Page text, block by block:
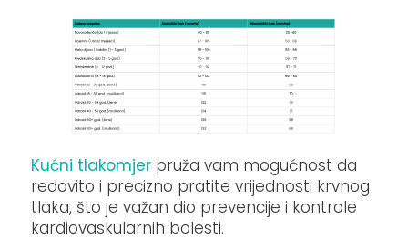
Kućni tlakomjer pruža vam mogućnost da
redovito i precizno pratite vrijednosti krvnog
tlaka, što je važan dio prevencije i kontrole
kardiovaskularnih bolesti.